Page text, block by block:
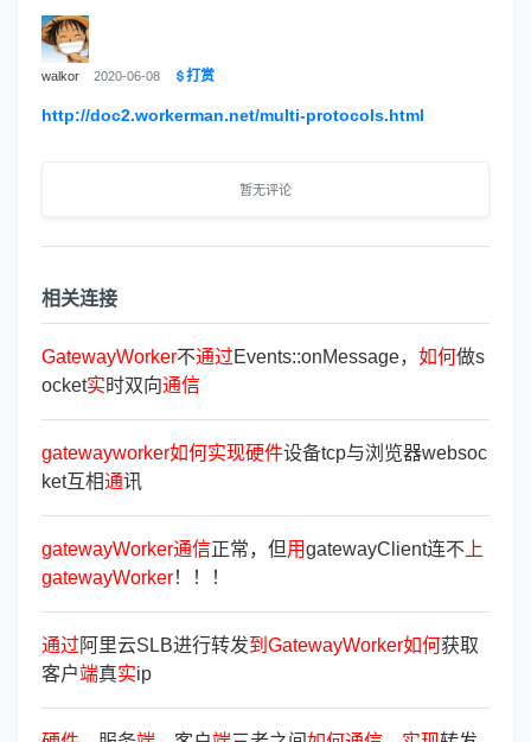
walkor 2020-06-08 打赏
http://doc2.workerman.net/multi-protocols.html
暂无评论
相关连接
GatewayWorker不通过Events::onMessage， 如何做s
ocket实时双向通信
gatewayworker如何实现硬件设备tcp与浏览器websoc
ket互相通讯
gatewayWorker通信正常，但用gatewayClient连不 上
gatewayWorker！！！
通过 阿里云SLB进行转发到 GatewayWorker如何获取
客户端真实ip